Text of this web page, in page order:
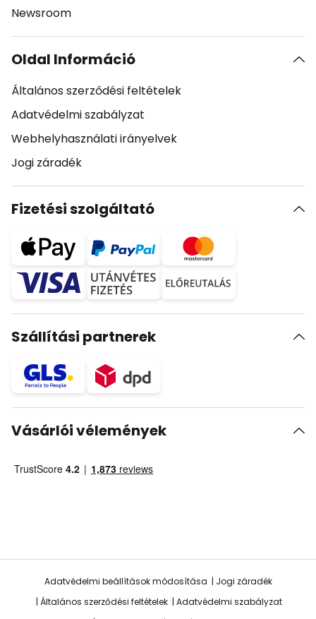
Newsroom
Oldal Információ
Általános szerződési feltételek
Adatvédelmi szabályzat
Webhelyhasználati irányelvek
Jogi záradék
Fizetési szolgáltató
Szállítási partnerek
Vásárlói vélemények
Adatvédelmi beállítások módosítása
Jogi záradék
Általános szerződési feltételek
Adatvédelmi szabályzat